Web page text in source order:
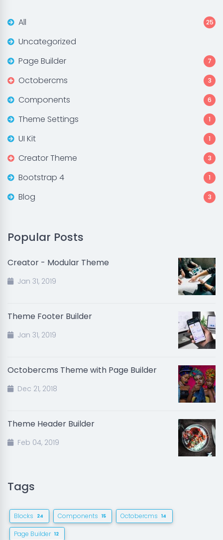
All 25
Uncategorized
Page Builder
7
Octobercms 3
Components 6
Theme Settings 1
UI Kit 1
Creator Theme 3
Bootstrap 4 1
Blog 3
Popular Posts
Creator - Modular Theme
Jan 31, 2019
Theme Footer Builder
Jan 31, 2019
Octobercms Theme with Page Builder
Dec 21, 2018
Theme Header Builder
Feb 04, 2019
Tags
Blocks 24 Components 15 Octobercms 14
Page Builder 12